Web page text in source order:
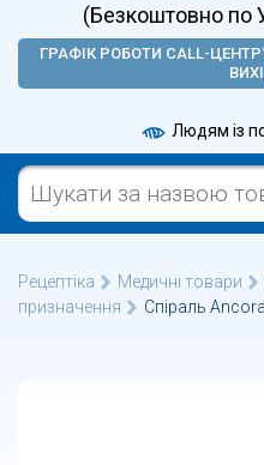
(Безкоштовно по
ГРАФІК РОБОТИ CALL-
Людям із
Рецептіка Медичні товари
призначення
Спіраль